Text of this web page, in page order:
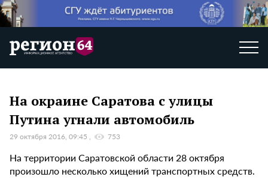
На окраине Саратова с улицы
Путина угнали автомобиль
29 октября 2016, 09:45 753
На территории Саратовской области 28 октября
произошло несколько хищений транспортных средств.